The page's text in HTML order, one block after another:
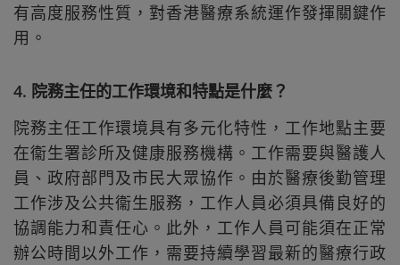
有高度服務性質，對香港醫療系統運作發揮關鍵作
用。
4. 院務主任的工作環境和特點是什麼？
院務主任工作環境具有多元化特性，工作地點主要
在衞生署診所及健康服務機構。工作需要與醫護人
員、政府部門及市民大眾協作。由於醫療後勤管理
工作涉及公共衞生服務，工作人員必須具備良好的
協調能力和責任心。此外，工作人員可能須在正常
辦公時間以外工作，需要持續學習最新的醫療行政